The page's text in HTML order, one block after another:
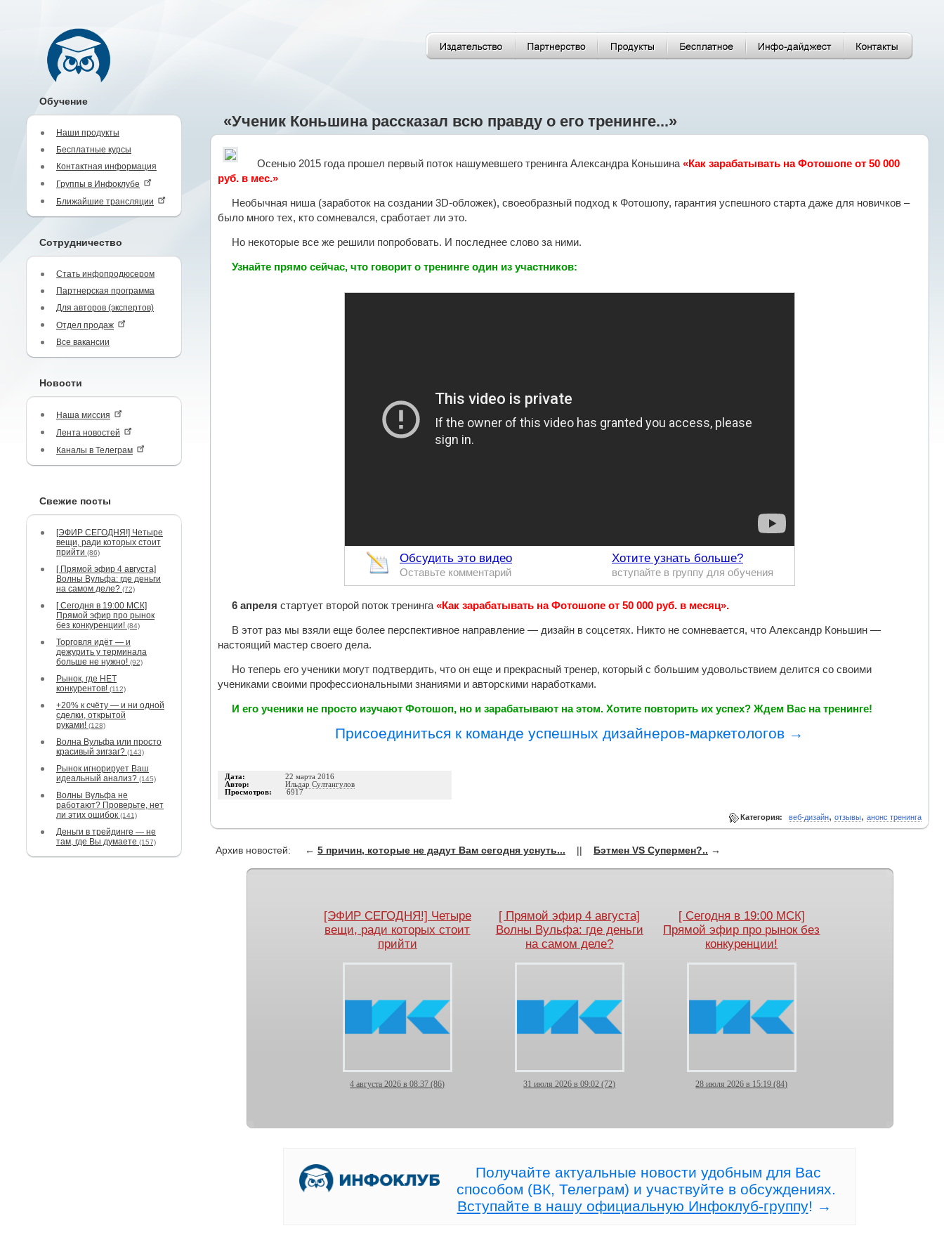
Обучение
Наши продукты
Бесплатные курсы
Контактная информация
Группы в Инфоклубе
Ближайшие трансляции
Сотрудничество
Стать инфопродюсером
Партнерская программа
Для авторов (экспертов)
Отдел продаж
Все вакансии
Новости
Наша миссия
Лента новостей
Каналы в Телеграм
Свежие посты
[ЭФИР СЕГОДНЯ!] Четыре
вещи, ради которых стоит
прийти (86)
[ Прямой эфир 4 августа]
Волны Вульфа: где деньги
на самом деле? (72)
[ Сегодня в 19:00 МСК]
Прямой эфир про рынок
без конкуренции! (84)
Торговля идёт — и
дежурить у терминала
больше не нужно! (92)
Рынок, где НЕТ
конкурентов! (112)
+20% к счёту — и ни одной
сделки, открытой
руками! (128)
Волна Вульфа или просто
красивый зигзаг? (143)
Рынок игнорирует Ваш
идеальный анализ? (145)
Волны Вульфа не
работают? Проверьте, нет
ли этих ошибок (141)
Деньги в трейдинге — не
там, где Вы думаете (157)
«Ученик Коньшина рассказал всю правду о его тренинге...»
Осенью 2015 года прошел первый поток нашумевшего тренинга Александра Коньшина «Как зарабатывать на Фотошопе от 50 000
руб. в мес.»
Необычная ниша (заработок на создании 3D-обложек), своеобразный подход к Фотошопу, гарантия успешного старта даже для новичков –
было много тех, кто сомневался, сработает ли это.
Но некоторые все же решили попробовать. И последнее слово за ними.
Узнайте прямо сейчас, что говорит о тренинге один из участников:
Обсудить это видео
Оставьте комментарий
Хотите узнать больше?
вступайте в группу для обучения
6 апреля стартует второй поток тренинга «Как зарабатывать на Фотошопе от 50 000 руб. в месяц».
В этот раз мы взяли еще более перспективное направление — дизайн в соцсетях. Никто не сомневается, что Александр Коньшин —
настоящий мастер своего дела.
Но теперь его ученики могут подтвердить, что он еще и прекрасный тренер, который с большим удовольствием делится со своими
учениками своими профессиональными знаниями и авторскими наработками.
И его ученики не просто изучают Фотошоп, но и зарабатывают на этом. Хотите повторить их успех? Ждем Вас на тренинге!
Присоединиться к команде успешных дизайнеров-маркетологов →
Дата: 22 марта 2016
Автор: Ильдар Султангулов
Просмотров: 6917
Категория: веб-дизайн, отзывы, анонс тренинга
Архив новостей: ← 5 причин, которые не дадут Вам сегодня уснуть... || Бэтмен VS Супермен?.. →
[ЭФИР СЕГОДНЯ!] Четыре
вещи, ради которых стоит
прийти
4 августа 2026 в 08:37 (86)
[ Прямой эфир 4 августа]
Волны Вульфа: где деньги
на самом деле?
31 июля 2026 в 09:02 (72)
[ Сегодня в 19:00 МСК]
Прямой эфир про рынок без
конкуренции!
28 июля 2026 в 15:19 (84)
Торговля идёт — и
Рынок, где НЕТ конкурентов!
+20% к счёту — и ни одной
Получайте актуальные новости удобным для Вас
способом (ВК, Телеграм) и участвуйте в обсуждениях.
Вступайте в нашу официальную Инфоклуб-группу! →